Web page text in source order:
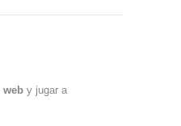
web y jugar a